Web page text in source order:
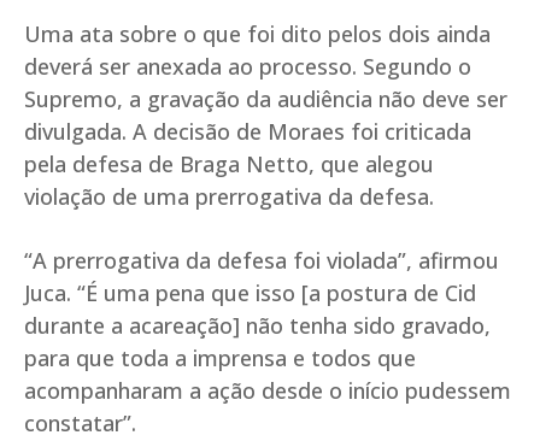
Uma ata sobre o que foi dito pelos dois ainda
deverá ser anexada ao processo. Segundo o
Supremo, a gravação da audiência não deve ser
divulgada. A decisão de Moraes foi criticada
pela defesa de Braga Netto, que alegou
violação de uma prerrogativa da defesa.
“A prerrogativa da defesa foi violada”, afirmou
Juca. “É uma pena que isso [a postura de Cid
durante a acareação] não tenha sido gravado,
para que toda a imprensa e todos que
acompanharam a ação desde o início pudessem
constatar”.